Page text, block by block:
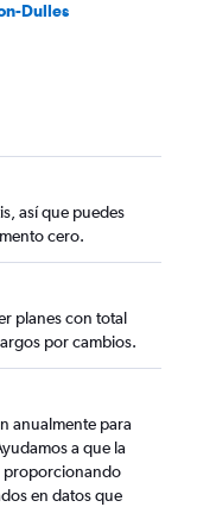
Dulles
así que puedes
cero.
planes con total
por cambios.
anualmente para
a que la
proporcionando
en datos que